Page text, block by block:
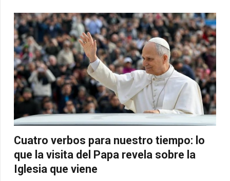
Cuatro verbos para nuestro tiempo: lo
que la visita del Papa revela sobre la
Iglesia que viene